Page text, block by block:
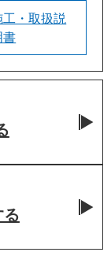
工・取扱説
書